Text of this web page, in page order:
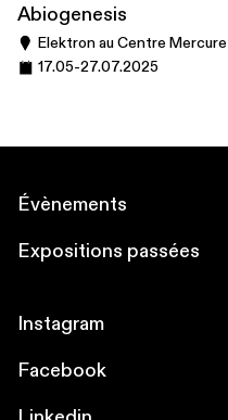
Abiogenesis
Elektron au Centre Mercure
17.05-27.07.2025
Évènements
Expositions passées
Instagram
Facebook